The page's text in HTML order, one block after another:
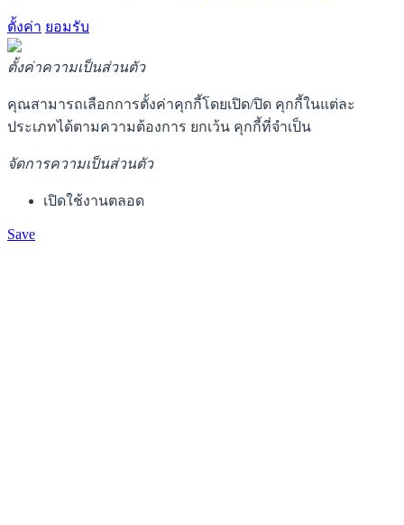
ตั้งค่า ยอมรับ
ตั้งค่าความเป็นส่วนตัว
คุณสามารถเลือกการตั้งค่าคุกกี้โดยเปิด/ปิด คุกกี้ในแต่ละ
ประเภทได้ตามความต้องการ ยกเว้น คุกกี้ที่จำเป็น
จัดการความเป็นส่วนตัว
เปิดใช้งานตลอด
Save